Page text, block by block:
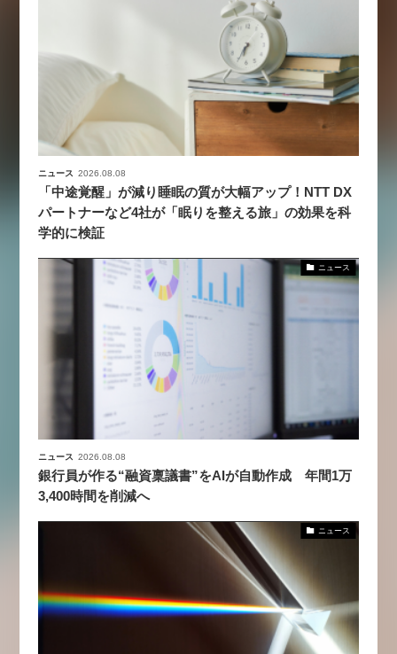
ニュース 2026.08.08
「中途覚醒」が減り睡眠の質が大幅アップ！NTT DX
パートナーなど4社が「眠りを整える旅」の効果を科
学的に検証
ニュース
ニュース 2026.08.08
銀行員が作る“融資稟議書”をAIが自動作成 年間1万
3,400時間を削減へ
ニュース